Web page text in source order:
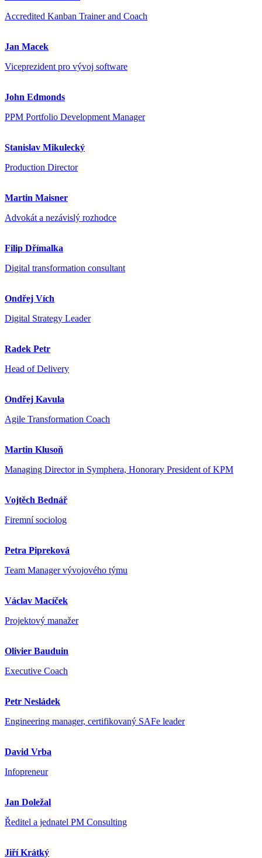
Accredited Kanban Trainer and Coach
Jan Macek
Viceprezident pro vývoj software
John Edmonds
PPM Portfolio Development Manager
Stanislav Mikulecký
Production Director
Martin Maisner
Advokát a nezávislý rozhodce
Filip Dřímalka
Digital transformation consultant
Ondřej Vích
Digital Strategy Leader
Radek Petr
Head of Delivery
Ondřej Kavula
Agile Transformation Coach
Martin Klusoň
Managing Director in Symphera, Honorary President of KPM
Vojtěch Bednář
Firemní sociolog
Petra Pipreková
Team Manager vývojového týmu
Václav Macíček
Projektový manažer
Olivier Bauduin
Executive Coach
Petr Nesládek
Engineering manager, certifikovaný SAFe leader
David Vrba
Infopreneur
Jan Doležal
Ředitel a jednatel PM Consulting
Jiří Krátký